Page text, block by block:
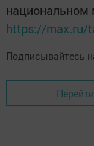
https://max.ru/
Подписывайтесь